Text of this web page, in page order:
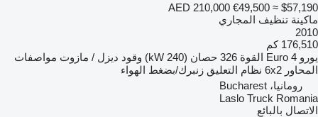
AED 210,000 €49,500 ≈ $57,190
ماكينة تنظيف المجاري
2010
176,510 كم
يورو Euro 4 القوة 326 حصان (240 kW) وقود ديزل / مازوت مواصفات
المحاور 6x2 نظام التعليق زنبرك/بضغط الهواء
رومانيا، Bucharest
Laslo Truck Romania
الاتصال بالبائع